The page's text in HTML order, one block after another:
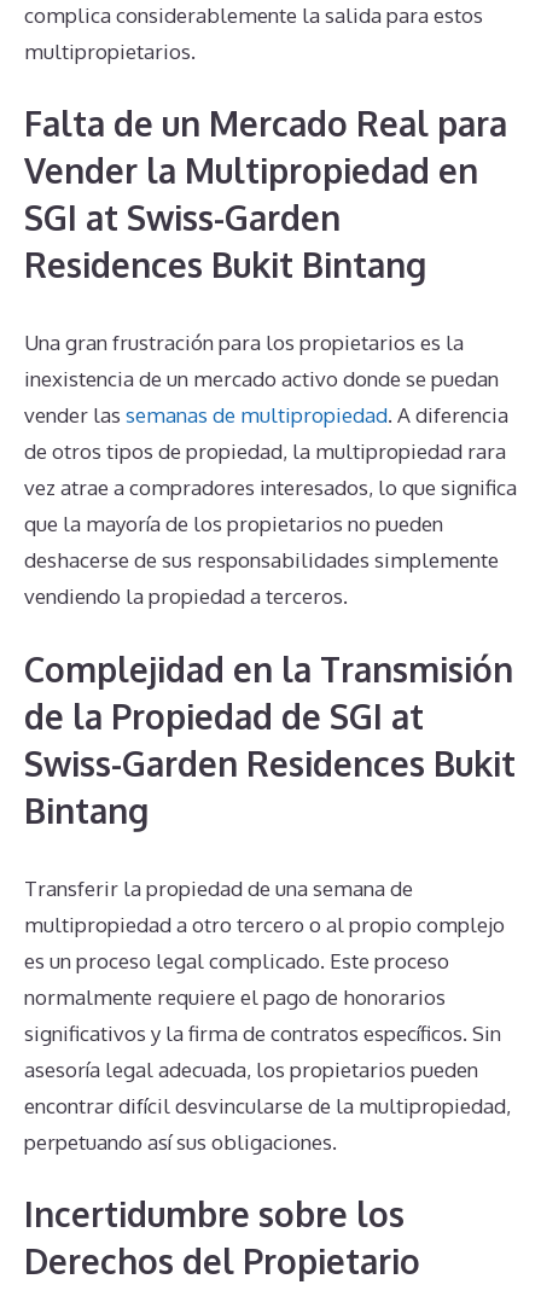
complica considerablemente la salida para estos
multipropietarios.
Falta de un Mercado Real para
Vender la Multipropiedad en
SGI at Swiss-Garden
Residences Bukit Bintang
Una gran frustración para los propietarios es la
inexistencia de un mercado activo donde se puedan
vender las semanas de multipropiedad. A diferencia
de otros tipos de propiedad, la multipropiedad rara
vez atrae a compradores interesados, lo que significa
que la mayoría de los propietarios no pueden
deshacerse de sus responsabilidades simplemente
vendiendo la propiedad a terceros.
Complejidad en la Transmisión
de la Propiedad de SGI at
Swiss-Garden Residences Bukit
Bintang
Transferir la propiedad de una semana de
multipropiedad a otro tercero o al propio complejo
es un proceso legal complicado. Este proceso
normalmente requiere el pago de honorarios
significativos y la firma de contratos específicos. Sin
asesoría legal adecuada, los propietarios pueden
encontrar difícil desvincularse de la multipropiedad,
perpetuando así sus obligaciones.
Incertidumbre sobre los
Derechos del Propietario